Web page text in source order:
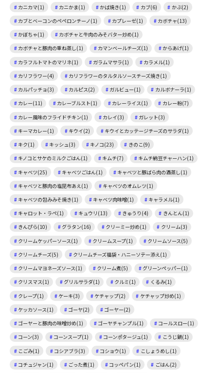
カニカマ(1)
カニかま(1) かば焼き(1) カブ(6)
かぶ(2)
カブとベーコンのペペロンチーノ(1)
カプレーゼ(1)
カボチャ(13)
かぼちゃ(1)
カボチャと牛肉のみそバター炒め(1)
カボチャと豚肉の重ね蒸し(1)
カマンベールチーズ(1)
からあげ(1)
カラフルトマトのマリネ(1)
ガラムマサラ(1)
カラメル(1)
カリフラワー(4)
カリフラワーのタルタルソースチーズ焼き(1)
カルパッチョ(3)
カルピス(2) ガルビュー(1)
カルボナーラ(1)
カレー(11)
カレーブルスト(1) カレーライス(1)
カレー粉(7)
カレー風味のフライドチキン(1)
カレイ(3)
ガレット(3)
キーマカレー(1)
キウイ(2)
キウイとカッテージチーズのサラダ(1)
キク(1)
キッシュ(3) キノコ(23)
きのこ(9)
キノコとサケのミルクごはん(1)
キムチ(7)
キムチ納豆チャーハン(1)
キャベツ(25)
キャベツごはん(1)
キャベツと豚ばら肉の酒蒸し(1)
キャベツと豚肉の塩昆布あえ(1)
キャベツのオムレツ(1)
キャベツの包みみそ焼き(1)
キャベツ肉味噌(1)
キャラメル(1)
キャロット・ラペ(1)
キュウリ(13) きゅうり(4)
きんとん(1)
きんぴら(10)
グラタン(16) クリーミー炒め(1)
クリーム(3)
クリームケッパーソース(1)
クリームスープ(1)
クリームソース(5)
クリームチーズ(5)
クリームチーズ福袋・ハニーソテー添え(1)
クリームマヨネーズソース(1)
クリーム煮(5)
グリーンペッパー(1)
クリスマス(1)
グリルサラダ(1) クルミ(1)
くるみ(1)
クレープ(1)
ケーキ(3) ケチャップ(2)
ケチャップ炒め(1)
ケッカソース(1)
ゴーヤ(2)
ゴーヤー(2)
ゴーヤーと豚肉の味噌炒め(1)
ゴーヤチャンプル(1)
コールスロー(1)
コーン(3)
コーンスープ(1) コーンポタージュ(1)
こうじ鍋(1)
こごみ(1)
コシアブラ(3) コショウ(1)
こしょうめし(1)
コチュジャン(1)
ごった煮(1) コッペパン(1)
ごはん(2)